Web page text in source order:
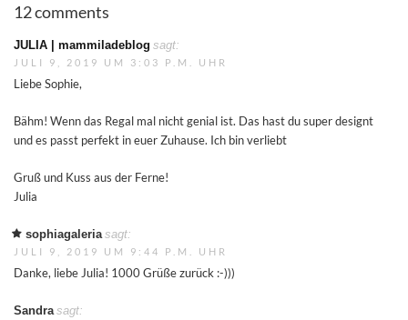
12 comments
JULIA | mammiladeblog sagt:
JULI 9, 2019 UM 3:03 P.M. UHR
Liebe Sophie,
Bähm! Wenn das Regal mal nicht genial ist. Das hast du super designt
und es passt perfekt in euer Zuhause. Ich bin verliebt
Gruß und Kuss aus der Ferne!
Julia
sophiagaleria sagt:
JULI 9, 2019 UM 9:44 P.M. UHR
Danke, liebe Julia! 1000 Grüße zurück :-)))
Sandra sagt: